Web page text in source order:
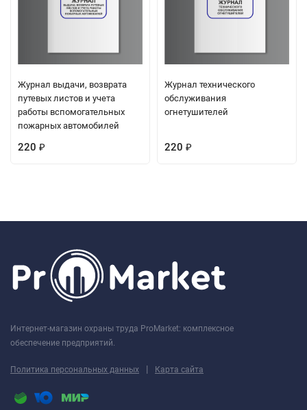
Журнал выдачи, возврата
путевых листов и учета
работы вспомогательных
пожарных автомобилей
220 ₽
Журнал технического
обслуживания
огнетушителей
220 ₽
Интернет-магазин охраны труда ProMarket: комплексное
обеспечение предприятий.
Политика персональных данных | Карта сайта